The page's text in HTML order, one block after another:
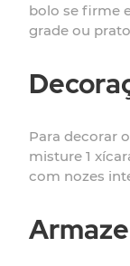
bolo se firme
grade ou
Para decorar
misture 1
com nozes